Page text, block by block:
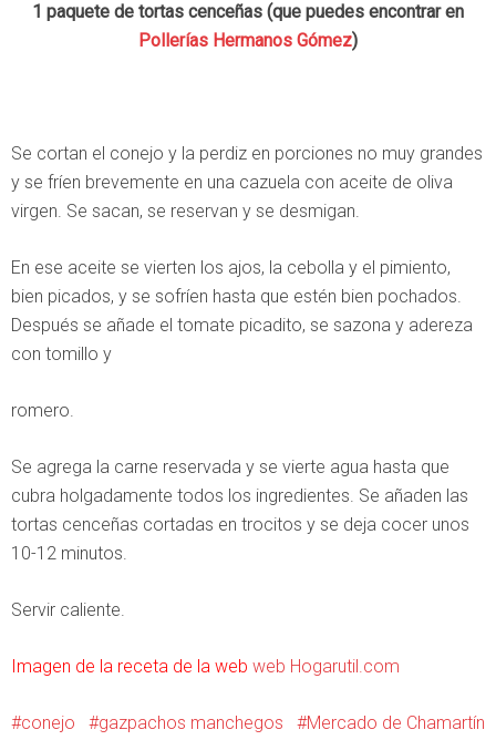
1 paquete de tortas cenceñas (que puedes encontrar en
Pollerías Hermanos Gómez)
Se cortan el conejo y la perdiz en porciones no muy grandes
y se fríen brevemente en una cazuela con aceite de oliva
virgen. Se sacan, se reservan y se desmigan.
En ese aceite se vierten los ajos, la cebolla y el pimiento,
bien picados, y se sofríen hasta que estén bien pochados.
Después se añade el tomate picadito, se sazona y adereza
con tomillo y
romero.
Se agrega la carne reservada y se vierte agua hasta que
cubra holgadamente todos los ingredientes. Se añaden las
tortas cenceñas cortadas en trocitos y se deja cocer unos
10-12 minutos.
Servir caliente.
Imagen de la receta de la web web Hogarutil.com
conejo gazpachos manchegos
Mercado de Chamartín